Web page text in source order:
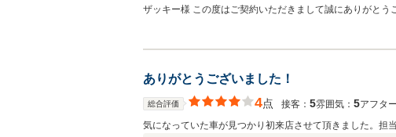
ザッキー様 この度はご契約いただきまして誠にありがと
ありがとうございました！
総合評価 4点 接客： 5雰囲気： 5アフタ
気になっていた車が見つかり初来店させて頂きました。担